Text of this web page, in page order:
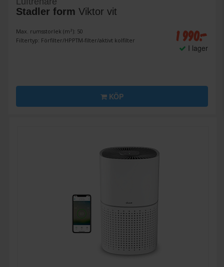
Stadler form Viktor vit
Max. rumsstorlek (m²): 50
Filtertyp: Förfilter/HPPTM-filter/aktivt kolfilter
1 990:-
I lager
KÖP